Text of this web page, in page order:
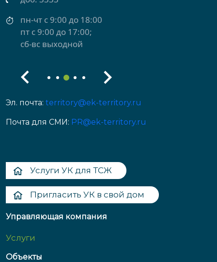
пн-чт с 9:00 до 18:00
пт с 9:00 до 17:00
сб-вс выходной
Эл. почта: territory@ek-territory.ru
Почта для СМИ: PR@ek-territory.ru
Услуги УК для ТСЖ
Пригласить УК в свой дом
Управляющая компания
Услуги
Объекты